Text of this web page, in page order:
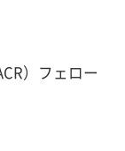
）フェロー